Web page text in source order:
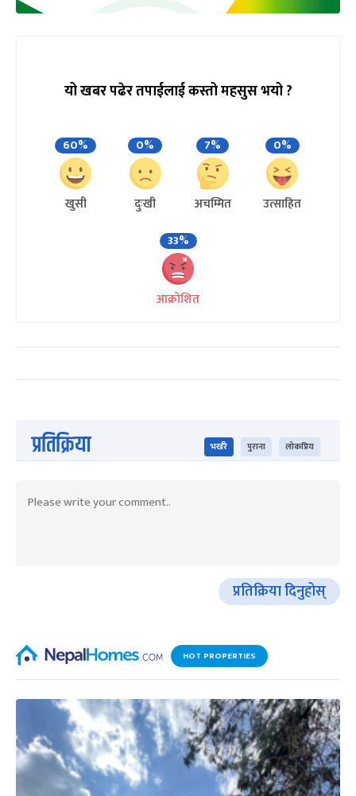
यो खबर पढेर तपाईलाई कस्तो महसुस भयो ?
60%
खुसी
0%
दुःखी
7%
अचम्मित
0%
उत्साहित
33%
आक्रोशित
प्रतिक्रिया भर्खरै पुराना लोकप्रिय
प्रतिक्रिया दिनुहोस्
HOT PROPERTIES